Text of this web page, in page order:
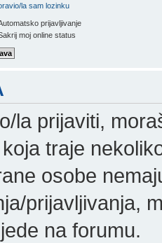
la sam lozinku
prijavljivanje
moj online status
la prijaviti,
traje
osobe
prijavljivanja,
na forumu.